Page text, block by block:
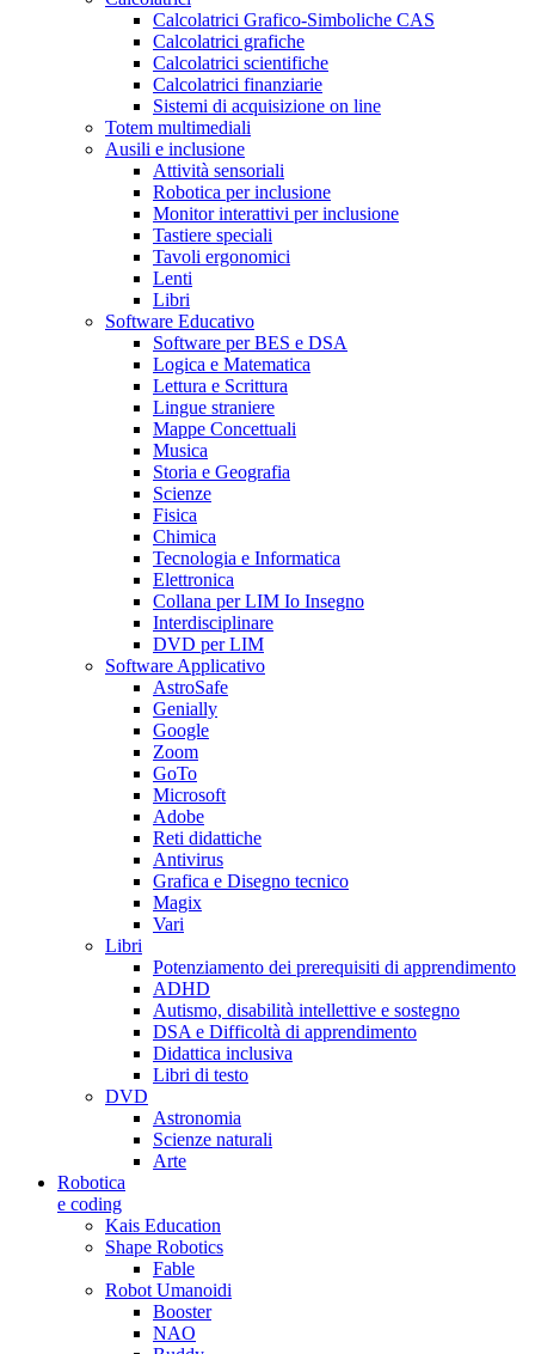
Calcolatrici Grafico-Simboliche CAS
Calcolatrici grafiche
Calcolatrici scientifiche
Calcolatrici finanziarie
Sistemi di acquisizione on line
Totem multimediali
Ausili e inclusione
Attività sensoriali
Robotica per inclusione
Monitor interattivi per inclusione
Tastiere speciali
Tavoli ergonomici
Lenti
Libri
Software Educativo
Software per BES e DSA
Logica e Matematica
Lettura e Scrittura
Lingue straniere
Mappe Concettuali
Musica
Storia e Geografia
Scienze
Fisica
Chimica
Tecnologia e Informatica
Elettronica
Collana per LIM Io Insegno
Interdisciplinare
DVD per LIM
Software Applicativo
AstroSafe
Genially
Google
Zoom
GoTo
Microsoft
Adobe
Reti didattiche
Antivirus
Grafica e Disegno tecnico
Magix
Vari
Libri
Potenziamento dei prerequisiti di apprendimento
ADHD
Autismo, disabilità intellettive e sostegno
DSA e Difficoltà di apprendimento
Didattica inclusiva
Libri di testo
DVD
Astronomia
Scienze naturali
Arte
Robotica
e coding
Kais Education
Shape Robotics
Fable
Robot Umanoidi
Booster
NAO